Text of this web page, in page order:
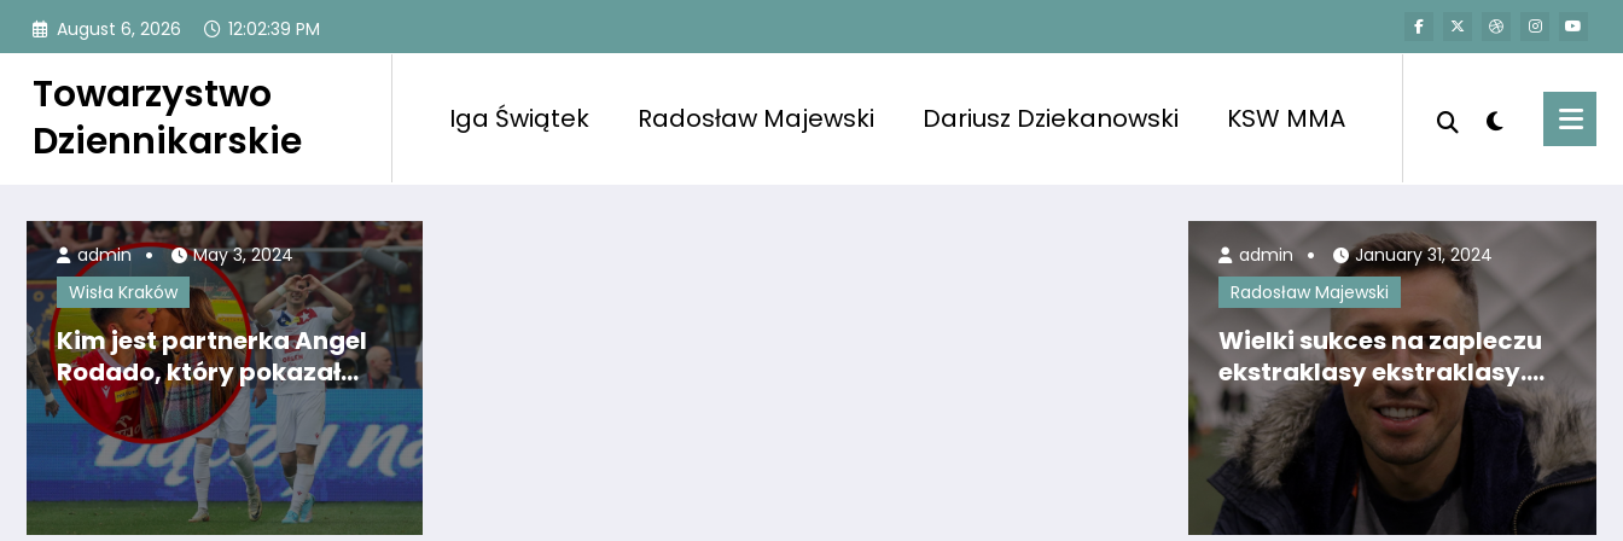
Skip
content
August 6, 2026 12:02:41 PM
Towarzystwo
Dziennikarskie
Iga Świątek Radosław Majewski Dariusz Dziekanowski KSW MMA
Wisła Kraków
Kim jest partnerka Angel
Rodado, który pokazał
swoje uczucia w finale
Pucharu Polski? [GALERIA]
admin May 3, 2024
Radosław Majewski
Wielki sukces na zapleczu
ekstraklasy ekstraklasy.
Czy Radosław Majewski
ponownie rozpali Znicz?
admin January 31, 2024